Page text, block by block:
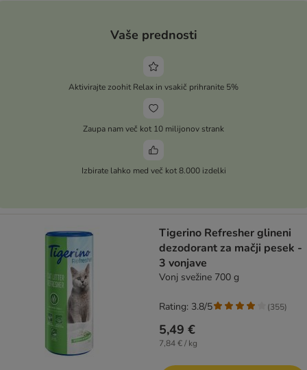
Vaše prednosti
Aktivirajte zoohit Relax in vsakič prihranite 5%
Zaupa nam več kot 10 milijonov strank
Izbirate lahko med več kot 8.000 izdelki
Tigerino Refresher glineni
dezodorant za mačji pesek -
3 vonjave
Vonj svežine 700 g
5,49 €
7,84 € / kg
Rating: 3.8/5 (355)